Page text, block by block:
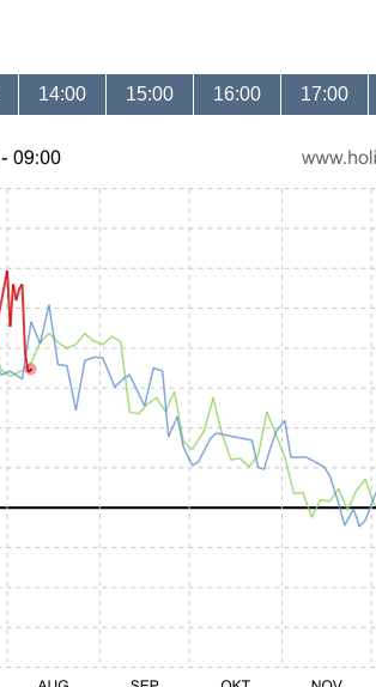
14:00 15:00 16:00 17:00